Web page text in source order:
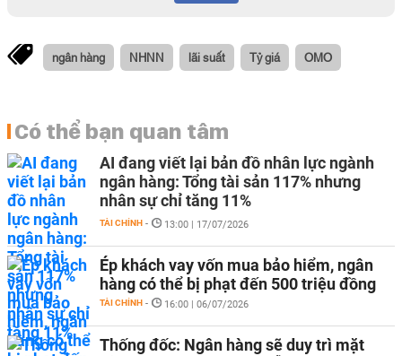
ngân hàng NHNN lãi suất Tỷ giá OMO
Có thể bạn quan tâm
AI đang viết lại bản đồ nhân lực ngành
ngân hàng: Tổng tài sản 117% nhưng
nhân sự chỉ tăng 11%
TÀI CHÍNH - 13:00 | 17/07/2026
Ép khách vay vốn mua bảo hiểm, ngân
hàng có thể bị phạt đến 500 triệu đồng
TÀI CHÍNH - 16:00 | 06/07/2026
Thống đốc: Ngân hàng sẽ duy trì mặt